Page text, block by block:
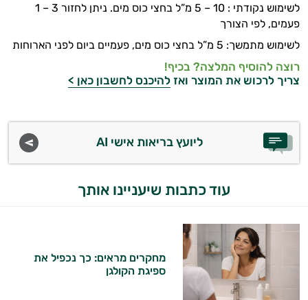
לשימוש נקודתי : 10 – 5 מ”ל בחצי כוס מים. ניתן לחזור 3 – 1
פעמים, לפי הצורך
לשימוש מתמשך: 5 מ”ל בחצי כוס מים, פעמיים ביום לפני הארוחות
רוצה להוסיף המלצה? בכיף!
צריך לרכוש את המוצר ואז להיכנס לחשבון כאן >
ליועץ בריאות אישי AI
עוד כתבות שיעניינו אותך
מחקרים מראים: כך נכפיל את
ספיגת הקולגן